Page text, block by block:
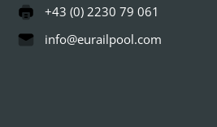
+43 (0) 2230 79 061
info@eurailpool.com